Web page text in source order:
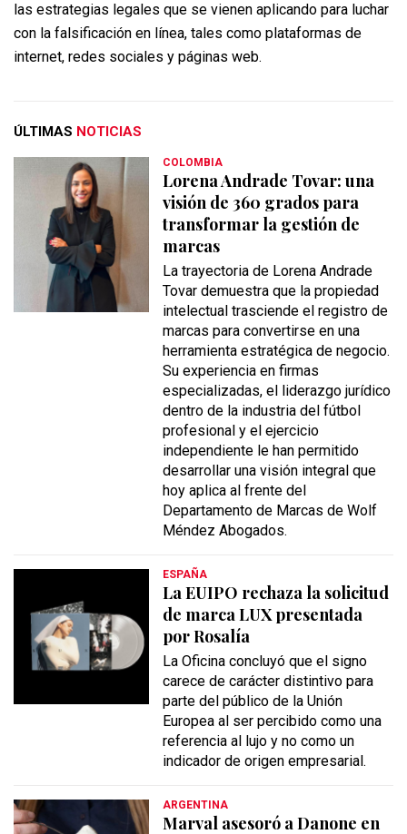
las estrategias legales que se vienen aplicando para luchar
con la falsificación en línea, tales como plataformas de
internet, redes sociales y páginas web.
ÚLTIMAS NOTICIAS
COLOMBIA
Lorena Andrade Tovar: una
visión de 360 grados para
transformar la gestión de
marcas
La trayectoria de Lorena Andrade
Tovar demuestra que la propiedad
intelectual trasciende el registro de
marcas para convertirse en una
herramienta estratégica de negocio.
Su experiencia en firmas
especializadas, el liderazgo jurídico
dentro de la industria del fútbol
profesional y el ejercicio
independiente le han permitido
desarrollar una visión integral que
hoy aplica al frente del
Departamento de Marcas de Wolf
Méndez Abogados.
ESPAÑA
La EUIPO rechaza la solicitud
de marca LUX presentada
por Rosalía
La Oficina concluyó que el signo
carece de carácter distintivo para
parte del público de la Unión
Europea al ser percibido como una
referencia al lujo y no como un
indicador de origen empresarial.
ARGENTINA
Marval asesoró a Danone en